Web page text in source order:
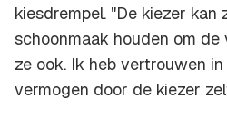
kiesdrempel. "De kiezer kan
schoonmaak houden om de
ze ook. Ik heb vertrouwen
vermogen door de kiezer